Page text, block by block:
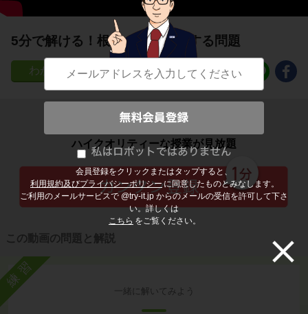
会員登録をクリックまたはタップすると、
利用規約及びプライバシーポリシー に同意したものとみなします。
ご利用のメールサービスで @try-it.jp からのメールの受信を許可して下さ
い。詳しくは
こちら をご覧ください。
5分で解ける！根のつくりに関する問題
90
子どもの勉強から大人の学び直しまで
ハイクオリティーな授業が見放題
この動画の問題と解説
練習
一緒に解いてみよう